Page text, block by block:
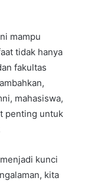
mampu
tidak hanya
fakultas
mahasiswa,
penting untuk
kunci
kita